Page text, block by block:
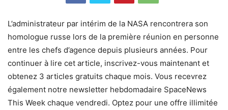
L’administrateur par intérim de la NASA rencontrera son
homologue russe lors de la première réunion en personne
entre les chefs d’agence depuis plusieurs années. Pour
continuer à lire cet article, inscrivez-vous maintenant et
obtenez 3 articles gratuits chaque mois. Vous recevrez
également notre newsletter hebdomadaire SpaceNews
This Week chaque vendredi. Optez pour une offre illimitée